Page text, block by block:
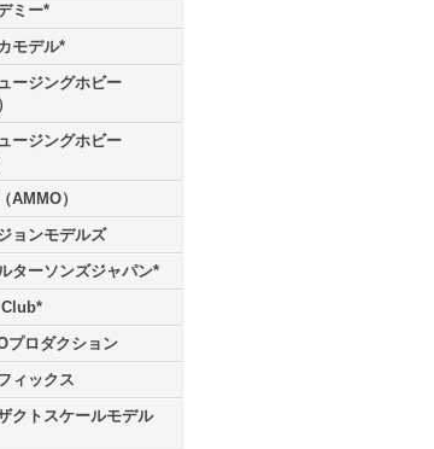
ミー*
モデル*
ージングホビー
ージングホビー
AMMO）
ョンモデルズ
ターソンズジャパン*
プロダクション
ィックス
クトスケールモデル